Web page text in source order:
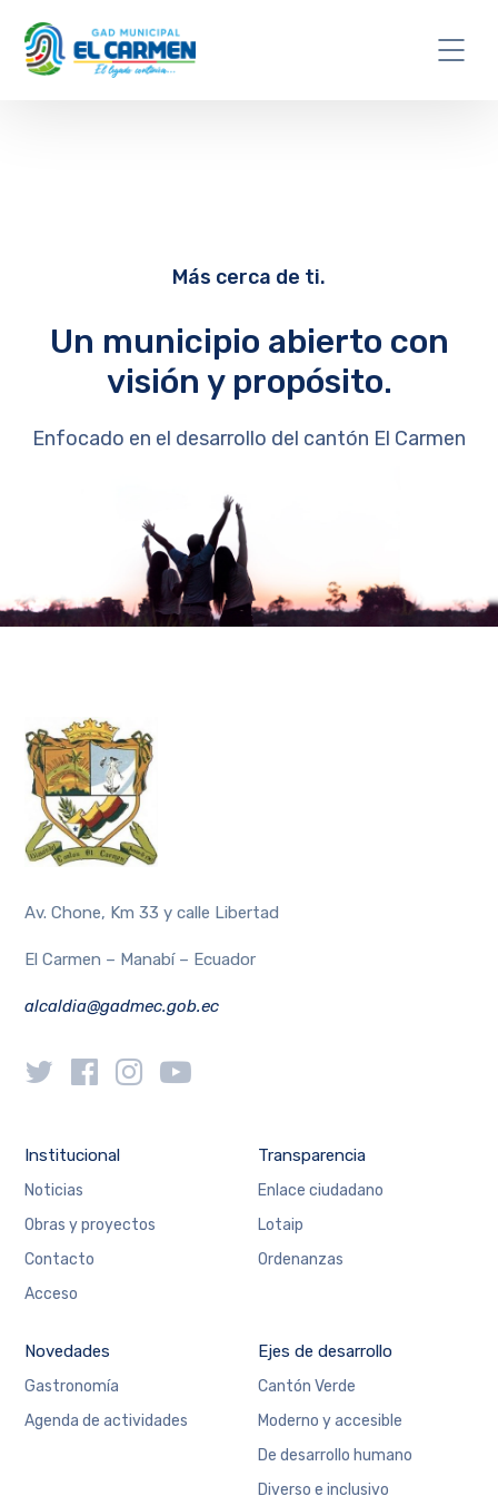
Más cerca de ti.
Un municipio abierto con
visión y propósito.
Enfocado en el desarrollo del cantón El Carmen
Av. Chone, Km 33 y calle Libertad
El Carmen – Manabí – Ecuador
alcaldia@gadmec.gob.ec
Institucional
Noticias
Obras y proyectos
Contacto
Acceso
Transparencia
Enlace ciudadano
Lotaip
Ordenanzas
Novedades
Gastronomía
Agenda de actividades
Ejes de desarrollo
Cantón Verde
Moderno y accesible
De desarrollo humano
Diverso e inclusivo